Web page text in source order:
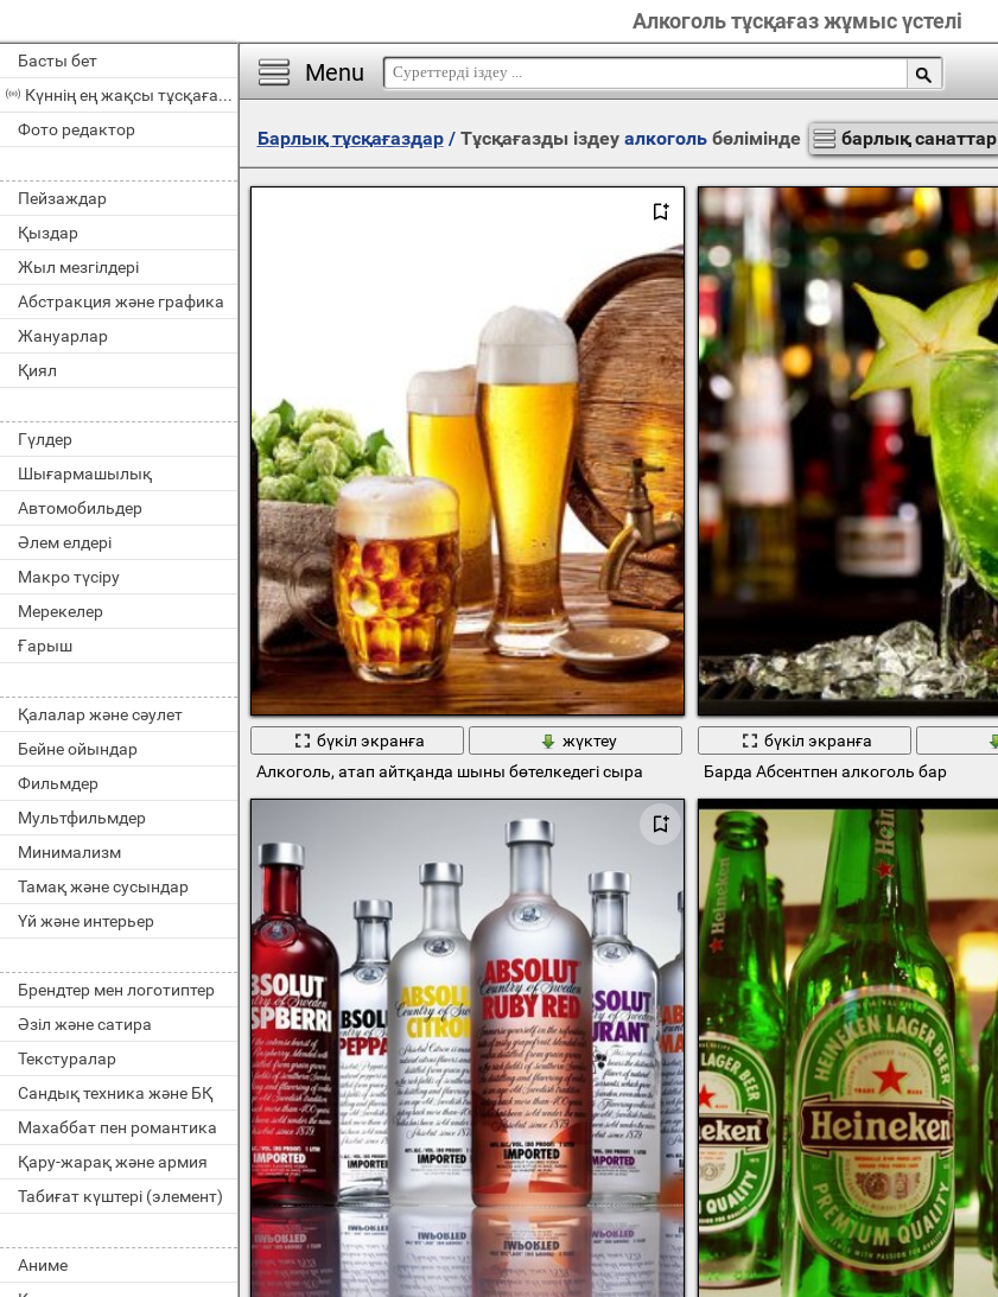
Алкоголь тұсқағаз жұмыс үстелі
Басты бет
Күннің ең жақсы тұсқағазы
Фото редактор
Пейзаждар
Қыздар
Жыл мезгілдері
Абстракция және графика
Жануарлар
Қиял
Гүлдер
Шығармашылық
Автомобильдер
Әлем елдері
Макро түсіру
Мерекелер
Ғарыш
Қалалар және сәулет
Бейне ойындар
Фильмдер
Мультфильмдер
Минимализм
Тамақ және сусындар
Үй және интерьер
Брендтер мен логотиптер
Әзіл және сатира
Текстуралар
Сандық техника және БҚ
Махаббат пен романтика
Қару-жарақ және армия
Табиғат күштері (элемент)
Аниме
Menu
Барлық тұсқағаздар/ Тұсқағазды іздеу алкогольбөлімінде барлық санаттар
бүкіл экранға
жүктеу
Алкоголь, атап айтқанда шыны бөтелкедегі сыра
бүкіл экранға
Барда Абсентпен алкоголь бар